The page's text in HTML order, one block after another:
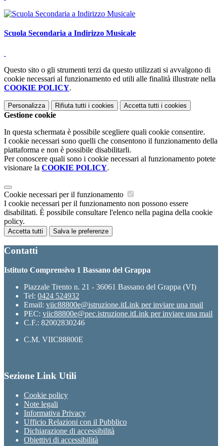
Scuola Secondaria a Indirizzo Musicale
Questo sito o gli strumenti terzi da questo utilizzati si avvalgono di
cookie necessari al funzionamento ed utili alle finalità illustrate nella
COOKIE POLICY.
Personalizza Rifiuta tutti i cookies Accetta tutti i cookies
Gestione cookie
In questa schermata è possibile scegliere quali cookie consentire.
I cookie necessari sono quelli che consentono il funzionamento della
piattaforma e non è possibile disabilitarli.
Per conoscere quali sono i cookie necessari al funzionamento potete
visionare la COOKIE POLICY.
Cookie necessari per il funzionamento
I cookie necessari per il funzionamento non possono essere
disabilitati. È possibile consultare l'elenco nella pagina della cookie
policy.
Accetta tutti Salva le preferenze
Contatti
Istituto Comprensivo 1 Bassano del Grappa
Piazzale Trento n. 21 - 36061 Bassano del Grappa (VI)
Tel: 0424 524932
Email: viic88800e@istruzione.itLink per inviare una mail
PEC: viic88800e@pec.istruzione.itLink per inviare una mail
C.F.: 82002830246
C.M. VIIC88800E
Sezione Link Utili
Cookie policy
Note legali
Informativa Privacy
Ufficio Relazioni con il Pubblico
Dichiarazione di accessibilità
Obiettivi di accessibilità